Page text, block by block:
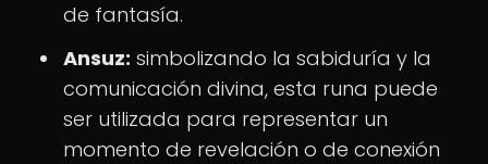
de fantasía.
Ansuz: simbolizando la sabiduría y la
comunicación divina, esta runa puede
ser utilizada para representar un
momento de revelación o de conexión